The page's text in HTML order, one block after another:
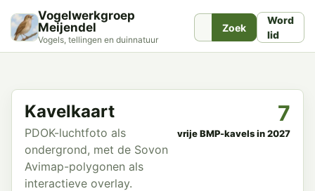
Vogelwerkgroep
Meijendel
Vogels, tellingen en duinnatuur
Zoek
Word
lid
Kavelkaart
PDOK-luchtfoto als
ondergrond, met de Sovon
Avimap-polygonen als
interactieve overlay.
7
vrije BMP-kavels in 2027